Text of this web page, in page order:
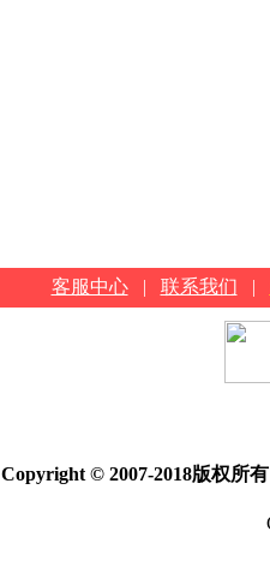
客服中心 | 联系我们 |
Copyright © 2007-2018版权所有